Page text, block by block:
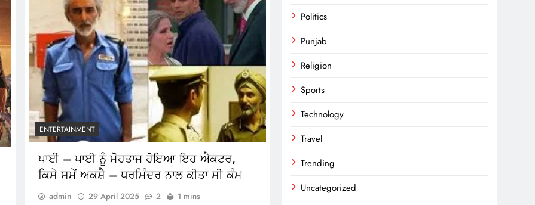
ENTERTAINMENT
ਪਾਈ – ਪਾਈ ਨੂੰ ਮੋਹਤਾਜ ਹੋਇਆ ਇਹ ਐਕਟਰ,
ਕਿਸੇ ਸਮੇਂ ਅਕਸ਼ੈ – ਧਰਮਿੰਦਰ ਨਾਲ ਕੀਤਾ ਸੀ ਕੰਮ
admin 29 April 2025 2 1 mins
Politics
Punjab
Religion
Sports
Technology
Travel
Trending
Uncategorized